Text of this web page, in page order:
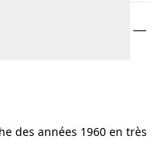
des années 1960 en très